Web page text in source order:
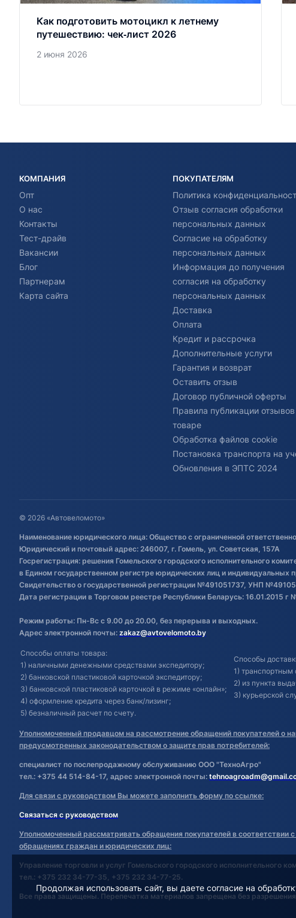
Как подготовить мотоцикл к летнему
путешествию: чек‑лист 2026
2 июня 2026
КОМПАНИЯ
Опт
О нас
Контакты
Тест-драйв
Вакансии
Блог
Партнерам
Карта сайта
ПОКУПАТЕЛЯМ
Политика
Отзыв согласия обработки
персональных данных
Согласие на обработку
персональных данных
Информация до получения
согласия на обработку
персональных данных
Доставка
Оплата
Кредит и рассрочка
Дополнительные услуги
Гарантия и возврат
Оставить отзыв
Договор публичной оферты
Правила публикации
товаре
Обработка файлов cookie
Постановка транспорта на
Обновления в ЭПТС 2024
© 2026 «Автовеломото»
Наименование юридического лица: Общество с ограниченной
Юридический и почтовый адрес: 246007, г. Гомель, ул. Советская, 157А
Госрегистрация: решения Гомельского городского исполнительного
в Едином государственном регистре юридических лиц и индивидуальных
Свидетельство о государственной регистрации №491051737, УНП
Дата регистрации в Торговом реестре Республики Беларусь: 16.01.2015 г
Режим работы: Пн-Вс с 9.00 до 20.00, без перерыва и выходных.
Адрес электронной почты: zakaz@avtovelomoto.by
Способы оплаты товара:
1) наличными денежными средствами экспедитору;
2) банковской пластиковой карточкой экспедитору;
3) банковской пластиковой карточкой в режиме «онлайн»;
4) оформление кредита через банк/лизинг;
5) безналичный расчет по счету.
Способы
1) транспортным
2) из пункта
3) курьерской
Уполномоченный продавцом на рассмотрение обращений покупателей о
предусмотренных законодательством о защите прав потребителей:
специалист по послепродажному обслуживанию ООО "ТехноАгро"
тел.: +375 44 514-84-17, адрес электронной почты:
Для связи с руководством Вы можете заполнить форму по ссылке:
Связаться с руководством
Уполномоченный рассматривать обращения покупателей в соответствии
обращениях граждан и юридических лиц:
Управление торговли и услуг Гомельского городского исполнительного
тел.: +375 232 34-77-35, +375 232 34-77-25.
Все права защищены. Перепечатка материалов запрещена без
Продолжая использовать сайт, вы даете согласие на